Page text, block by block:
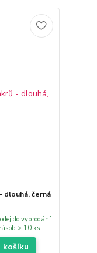
dlouhá, černá
do vyprodání
> 10 ks
košíku